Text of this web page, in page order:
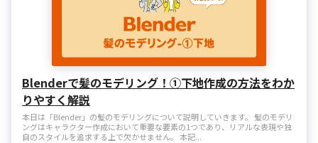
Blenderで髪のモデリング！①下地作成の方法をわか
りやすく解説
本日は「Blender」の髪のモデリングについて説明していきます。 髪のモデリ
ングはキャラクター作成において重要な要素の1つであり、リアルな表現や独
自のスタイルを追求する上で欠かせません。 本記...